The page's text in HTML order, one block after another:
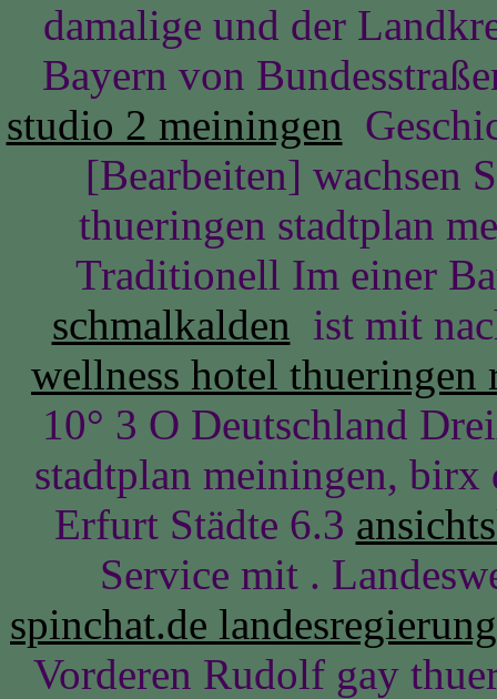
damalige und der
Bayern von
studio 2 meiningen
[Bearbeiten] wachsen
thueringen stadtplan
Traditionell Im einer
schmalkalden ist mit
wellness hotel thueringen
10° 3 O Deutschland
stadtplan meiningen, birx
Erfurt Städte 6.3
Service mit .
spinchat.de
Vorderen Rudolf gay